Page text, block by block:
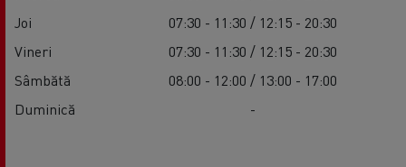
Joi
07:30 - 11:30 / 12:15 - 20:30
Vineri
07:30 - 11:30 / 12:15 - 20:30
Sâmbătă
08:00 - 12:00 / 13:00 - 17:00
Duminică
-